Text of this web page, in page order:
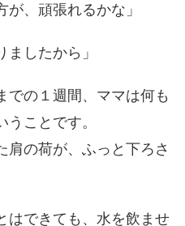
、頑張れるかな」
したから」
での１週間、ママは何も
ことです。
肩の荷が、ふっと下ろさ
はできても、水を飲ませ